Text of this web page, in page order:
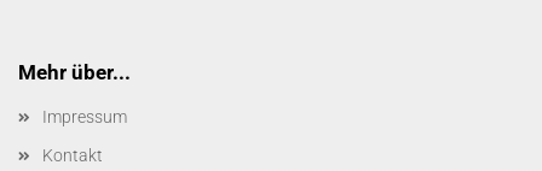
Mehr über...
Impressum
Kontakt